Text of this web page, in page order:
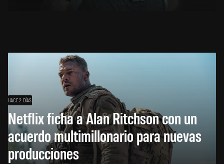
HACE 2 DÍAS
Netflix ficha a Alan Ritchson con un
acuerdo multimillonario para nuevas
producciones